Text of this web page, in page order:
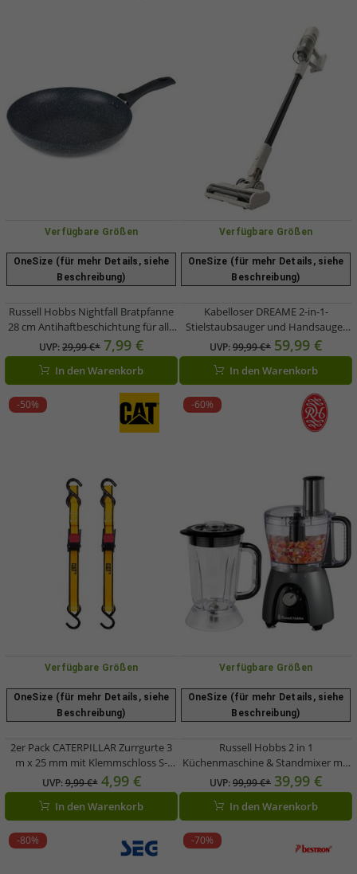
Verfügbare Größen
OneSize (für mehr Details, siehe
Beschreibung)
Russell Hobbs Nightfall Bratpfanne
28 cm Antihaftbeschichtung für alle
Herdarten **B-Ware – geprüft &
funktionell einwandfrei**
Schwarz/Blau
UVP:29,99 €* 7,99 €
In den Warenkorb
Verfügbare Größen
OneSize (für mehr Details, siehe
Beschreibung)
Kabelloser DREAME 2-in-1-
Stielstaubsauger und Handsauger
U10 Akku-Staubsauger Akkulaufzeit
65 min 0,5L **B-Ware – geprüft &
funktionell einwandfrei** Weiß
UVP:99,99 €* 59,99 €
In den Warenkorb
-50%
Verfügbare Größen
OneSize (für mehr Details, siehe
Beschreibung)
2er Pack CATERPILLAR Zurrgurte 3
m x 25 mm mit Klemmschloss S-
Haken 250 daN Spanngurte **B-
Ware – geprüft & funktionell
einwandfrei** Gelb
UVP:9,99 €* 4,99 €
In den Warenkorb
-60%
Verfügbare Größen
OneSize (für mehr Details, siehe
Beschreibung)
Russell Hobbs 2 in 1
Küchenmaschine & Standmixer mit
2 Geschwindigkeitsstufen 2,3 L und
1,5 L Mixbehälter 900W **B-Ware –
geprüft & funktionell einwandfrei**
27111-56 Schwarz
UVP:99,99 €* 39,99 €
In den Warenkorb
-80% -70%